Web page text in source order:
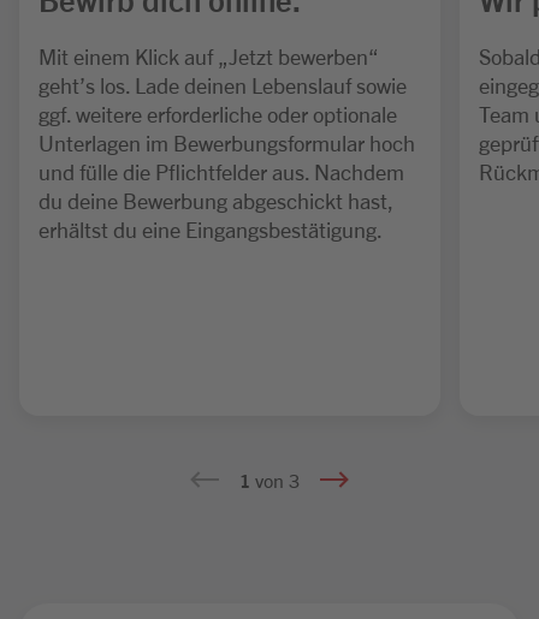
Mit einem Klick auf „Jetzt bewerben“
geht’s los. Lade deinen Lebenslauf sowie
ggf. weitere erforderliche oder optionale
Unterlagen im Bewerbungsformular hoch
und fülle die Pflichtfelder aus. Nachdem
du deine Bewerbung abgeschickt hast,
erhältst du eine Eingangsbestätigung.
Team
1 von 3